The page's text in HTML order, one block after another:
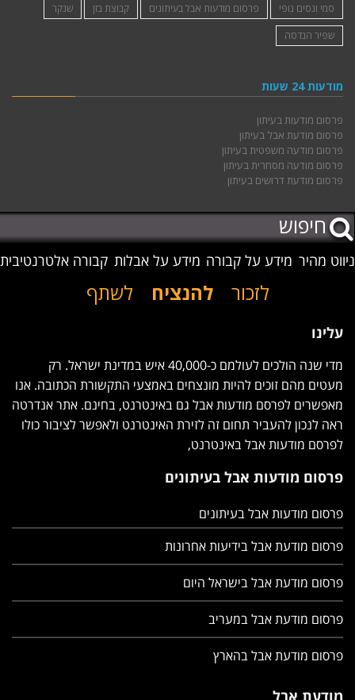
מנוחה
מעריב סמי ונסים נופי
פרסום מודעות אבל בעיתונים
קבוצת בזן
מודעות 24 שעות
פרסום מודעות בעיתון
פרסום מודעת אבל בעיתון
פרסום מודעה משפטית בעיתון
פרסום מודעה מסחרית בעיתון
פרסום מודעת דרושים בעיתון
ניווט מהירמידע על קבורה מידע על אבלות קבורה אלטרנטיבית
לזכור להנציח לשתף
עלינו
מדי שנה הולכים לעולמם כ-40,000 איש במדינת ישראל. רק
מעטים מהם זוכים להיות מונצחים באמצעי התקשורת הכתובה.
אנו מאפשרים לפרסם מודעות אבל גם באינטרנט, בחינם. אתר
אנדרטה ראה לנכון להעביר תחום זה לזירת האינטרנט ולאפשר
לציבור כולו לפרסם מודעות אבל באינטרנט,
פרסום מודעות אבל בעיתונים
פרסום מודעות אבל בעיתונים
פרסום מודעת אבל בידיעות אחרונות
פרסום מודעת אבל בישראל היום
פרסום מודעת אבל במעריב
פרסום מודעת אבל בהארץ
מודעת אבל